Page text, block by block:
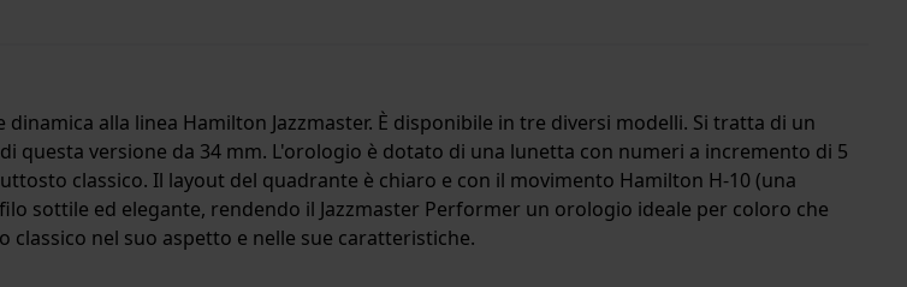
alla linea Hamilton Jazzmaster. È disponibile in tre diversi modelli. Si tratta di un
versione da 34 mm. L'orologio è dotato di una lunetta con numeri a incremento di 5
classico. Il layout del quadrante è chiaro e con il movimento Hamilton H-10 (una
sottile ed elegante, rendendo il Jazzmaster Performer un orologio ideale per coloro che
nel suo aspetto e nelle sue caratteristiche.